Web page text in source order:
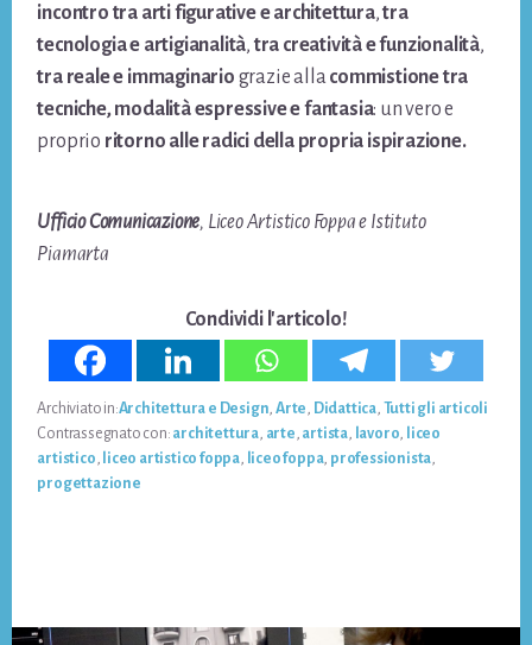
incontro tra arti figurative e architettura,tra
tecnologia e artigianalità, tra creatività e funzionalità,
tra reale e immaginario grazie alla commistione tra
tecniche, modalità espressive e fantasia: un vero e
proprio ritorno alle radici della propria ispirazione.
Ufficio Comunicazione, Liceo Artistico Foppa e Istituto
Piamarta
Condividi l'articolo!
Archiviato in:Architettura e Design ,Arte Didattica Tutti gli articoli
Contrassegnato con: architettura arte artista lavoro
liceo
artistico
liceo artistico foppa liceo foppa, professionista
progettazione